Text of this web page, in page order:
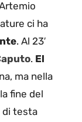
ci ha
. Al 23′
. El
ma nella
fine del
di testa